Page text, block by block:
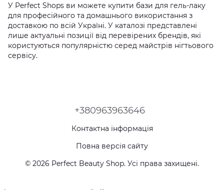
У Perfect Shops ви можете купити бази для гель-лаку
для професійного та домашнього використання з
доставкою по всій Україні. У каталозі представлені
лише актуальні позиції від перевірених брендів, які
користуються популярністю серед майстрів нігтьового
сервісу.
+380963963646
Контактна інформація
Повна версія сайту
© 2026 Perfect Beauty Shop. Усі права захищені.